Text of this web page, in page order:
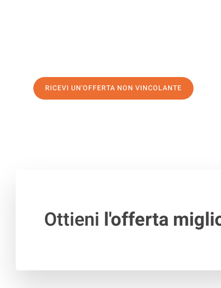
RICEVI UN'OFFERTA NON VINCOLANTE
Ottieni l'offerta